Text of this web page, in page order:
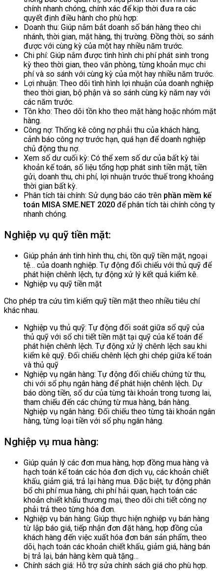
chính nhanh chóng, chính xác để kịp thời đưa ra các
quyết định điều hành cho phù hợp:
Doanh thu: Giúp nắm bắt doanh số bán hàng theo chi
nhánh, thời gian, mặt hàng, thị trường. Đồng thời, so sánh
được với cùng kỳ của một hay nhiều năm trước.
Chi phí: Giúp nắm được tình hình chi phí phát sinh trong
kỳ theo thời gian, theo văn phòng, từng khoản mục chi
phí và so sánh với cùng kỳ của một hay nhiều năm trước.
Lợi nhuận: Theo dõi tình hình lợi nhuận của doanh nghiệp
theo thời gian, bộ phận và so sánh cùng kỳ năm nay với
các năm trước.
Tồn kho: Theo dõi tồn kho theo mặt hàng hoặc nhóm mặt
hàng.
Công nợ: Thống kê công nợ phải thu của khách hàng,
cảnh báo công nợ trước hạn, quá hạn để doanh nghiệp
chủ động thu nợ.
Xem số dư cuối kỳ: Có thể xem số dư của bất kỳ tài
khoản kế toán, số liệu tổng hợp phát sinh tiền mặt, tiền
gửi, doanh thu, chi phí, lợi nhuận trước thuế trong khoảng
thời gian bất kỳ.
Phân tích tài chính: Sử dụng báo cáo trên phần mềm kế
toán MISA SME.NET 2020 để phân tích tài chính công ty
nhanh chóng.
Nghiệp vụ quỹ tiền mặt:
Giúp phản ánh tình hình thu, chi, tồn quỹ tiền mặt, ngoại
tệ… của doanh nghiệp. Tự động đối chiếu với thủ quỹ để
phát hiện chênh lệch, tự động xử lý kết quả kiểm kê.
Nghiệp vụ quỹ tiền mặt
Cho phép tra cứu tìm kiếm quỹ tiền mặt theo nhiều tiêu chí
khác nhau.
Nghiệp vụ thủ quỹ: Tự động đối soát giữa sổ quỹ của
thủ quỹ với sổ chi tiết tiền mặt tại quỹ của kế toán để
phát hiện chênh lệch. Tự động xử lý chênh lệch sau khi
kiểm kê quỹ. Đối chiếu chênh lệch ghi chép giữa kế toán
và thủ quỹ
Nghiệp vụ ngân hàng: Tự động đối chiếu chứng từ thu,
chi với sổ phụ ngân hàng để phát hiện chênh lệch. Dự
báo dòng tiền, số dư của từng tài khoản trong tương lai,
tham chiếu đến các chứng từ mua hàng, bán hàng.
Nghiệp vụ ngân hàng: Đối chiếu theo từng tài khoản ngân
hàng, từng loại tiền với sổ phụ ngân hàng.
Nghiệp vụ mua hàng:
Giúp quản lý các đơn mua hàng, hợp đồng mua hàng và
hạch toán kế toán các hóa đơn dịch vụ, các khoản chiết
khấu, giảm giá, trả lại hàng mua. Đặc biệt, tự động phân
bổ chi phí mua hàng, chi phí hải quan, hạch toán các
khoản chiết khấu thương mại, theo dõi chi tiết công nợ
phải trả theo từng hóa đơn.
Nghiệp vụ bán hàng: Giúp thực hiện nghiệp vụ bán hàng
từ lập báo giá, tiếp nhận đơn đặt hàng, hợp đồng của
khách hàng đến việc xuất hóa đơn bán sản phẩm, theo
dõi, hạch toán các khoản chiết khấu, giảm giá, hàng bán
bị trả lại, bán hàng kèm quà tặng…
Chính sách giá: Hỗ trợ sửa chính sách giá cho phù hợp.